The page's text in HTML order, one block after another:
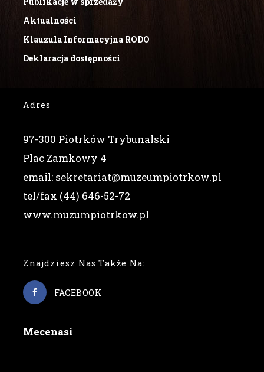
Aktualności
Klauzula Informacyjna RODO
Deklaracja dostępności
Adres
97-300 Piotrków Trybunalski
Plac Zamkowy 4
email: sekretariat@muzeumpiotrkow.pl
tel/fax (44) 646-52-72
www.muzumpiotrkow.pl
Znajdziesz Nas Także Na:
FACEBOOK
Mecenasi